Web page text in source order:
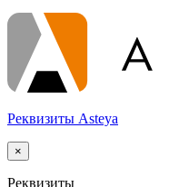
Реквизиты Asteya
×
Реквизиты